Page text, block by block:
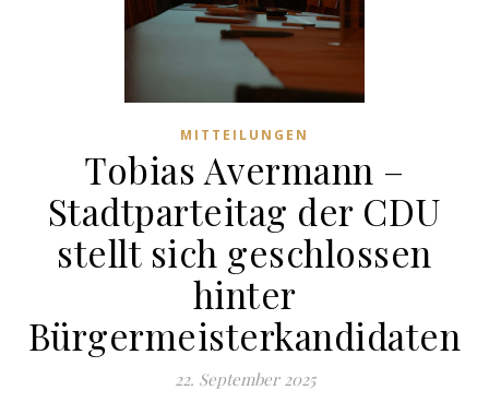
MITTEILUNGEN
Tobias Avermann –
Stadtparteitag der CDU
stellt sich geschlossen
hinter
Bürgermeisterkandidaten
22. September 2025